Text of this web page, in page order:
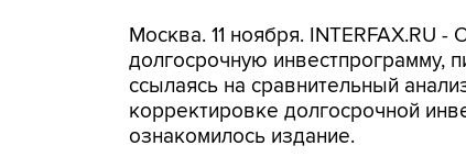
Москва. 11 ноября.
долгосрочную инвестпрограмму,
ссылаясь на сравнительный
корректировке долгосрочной
ознакомилось издание.